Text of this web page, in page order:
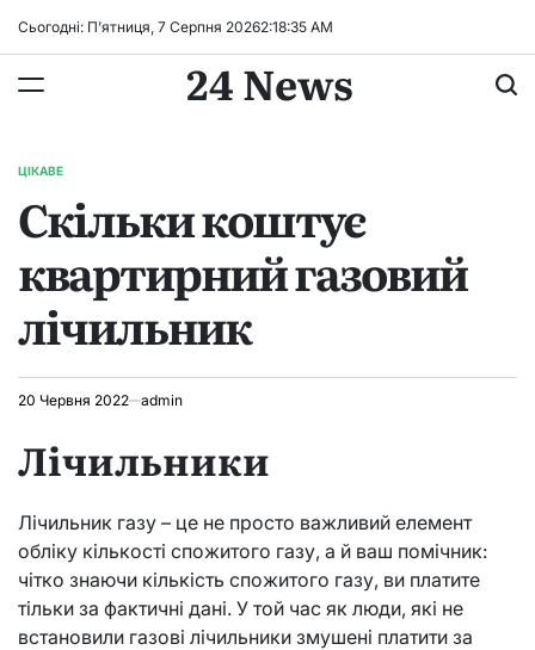
Сьогодні: П’ятниця, 7 Серпня 20262:18:36 AM
24 News
ОПУБЛІКУВАТИ
ЦІКАВЕ
Скільки коштує
квартирний газовий
лічильник
20 Червня 2022 admin
Лічильники
Лічильник газу – це не просто важливий елемент
обліку кількості спожитого газу, а й ваш помічник:
чітко знаючи кількість спожитого газу, ви платите
тільки за фактичні дані. У той час як люди, які не
встановили газові лічильники змушені платити за